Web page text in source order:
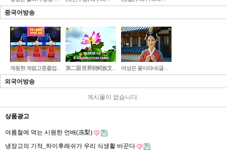
중국어방송
계동현 계림고중졸업… 第二届 世界朝鲜族文… 여성은 꽃이라네/글…
외국어방송
게시물이 없습니다.
상품광고
여름철에 먹는 시원한 언배(冻梨)
냉장고의 기적_하이후레쉬가 우리 식생활 바꾼다